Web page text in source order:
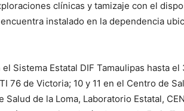
clínicas y tamizaje con el
instalado en la dependencia
Sistema Estatal DIF Tamaulipas hasta
76 de Victoria; 10 y 11 en el Centro de
Salud de la Loma, Laboratorio Estatal,